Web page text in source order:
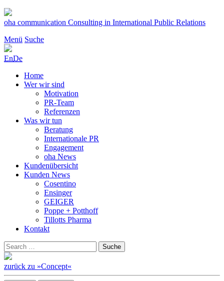
Zum
Inhalt
oha communication Consulting in International Public Relations
Menü Suche
EnDe
Home
Wer wir sind
Motivation
PR-Team
Referenzen
Was wir tun
Beratung
Internationale PR
Engagement
oha News
Kundenübersicht
Kunden News
Cosentino
Ensinger
GEIGER
Poppe + Potthoff
Tillotts Pharma
Kontakt
Suchen
nach:
Suche
zurück zu »Concept«